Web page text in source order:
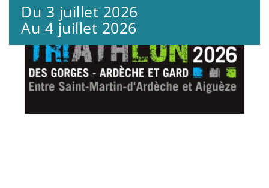
Du 3 juillet 2026
Au 4 juillet 2026